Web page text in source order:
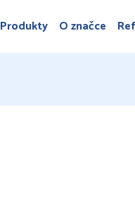
Produkty O značce